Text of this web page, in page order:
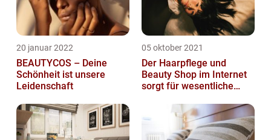
20 januar 2022
BEAUTYCOS – Deine
Schönheit ist unsere
Leidenschaft
05 oktober 2021
Der Haarpflege und
Beauty Shop im Internet
sorgt für wesentliche